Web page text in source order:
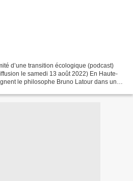
d’une transition écologique (podcast)
le samedi 13 août 2022) En Haute-
le philosophe Bruno Latour dans une